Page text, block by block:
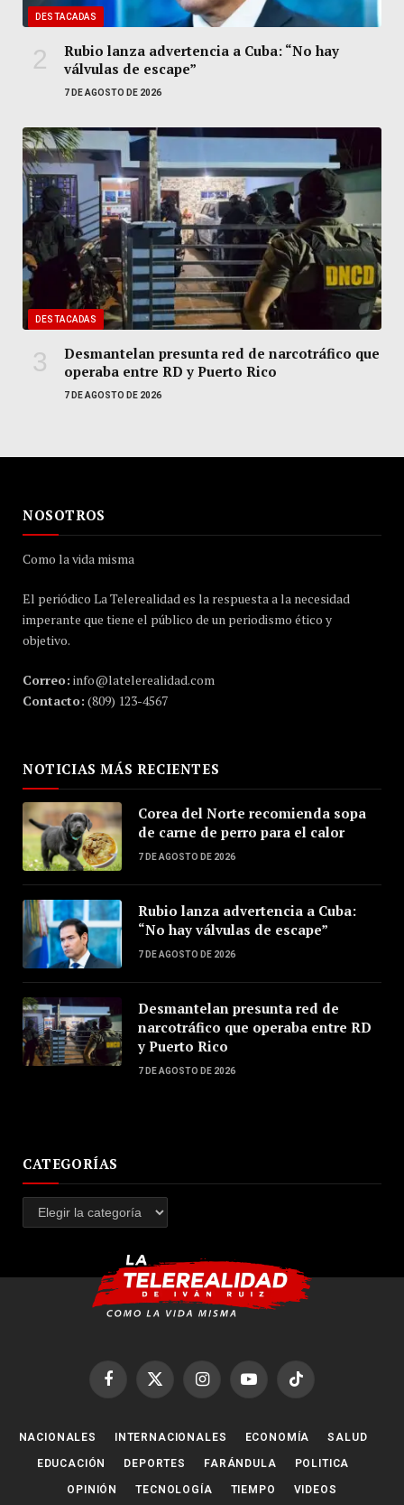
DESTACADAS
Rubio lanza advertencia a Cuba: “No hay
válvulas de escape”
7 DE AGOSTO DE 2026
DESTACADAS
Desmantelan presunta red de narcotráfico que
operaba entre RD y Puerto Rico
7 DE AGOSTO DE 2026
NOSOTROS
Como la vida misma
El periódico La Telerealidad es la respuesta a la necesidad
imperante que tiene el público de un periodismo ético y
objetivo.
Correo: info@latelerealidad.com
Contacto: (809) 123-4567
NOTICIAS MÁS RECIENTES
Corea del Norte recomienda sopa
de carne de perro para el calor
7 DE AGOSTO DE 2026
Rubio lanza advertencia a Cuba:
“No hay válvulas de escape”
7 DE AGOSTO DE 2026
Desmantelan presunta red de
narcotráfico que operaba entre RD
y Puerto Rico
7 DE AGOSTO DE 2026
CATEGORÍAS
Categorías
FacebookX
InstagramYouTubeTikTok
NACIONALES INTERNACIONALES ECONOMÍA SALUD
EDUCACIÓN DEPORTES FARÁNDULA POLITICA
OPINIÓN TECNOLOGÍA TIEMPO VIDEOS